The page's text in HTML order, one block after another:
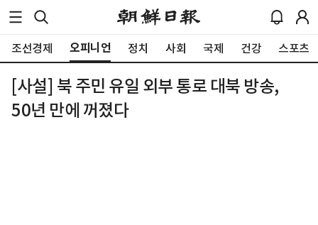
조선경제 오피니언 정치 사회 국제 건강 스포츠
[사설] 북 주민 유일 외부 통로 대북 방송,
50년 만에 꺼졌다